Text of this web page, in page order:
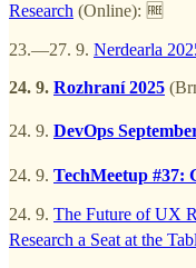
Research (Online): 🆓
23.—27. 9. Nerdearla
24. 9. Rozhraní 2025
24. 9. DevOps
24. 9. TechMeetup #37:
24. 9. The Future of UX
Research a Seat at the